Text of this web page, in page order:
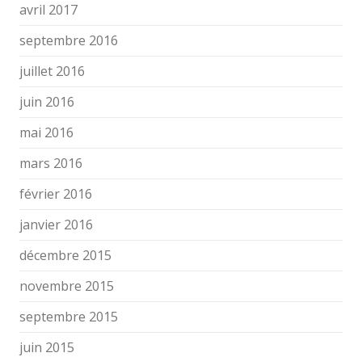
avril 2017
septembre 2016
juillet 2016
juin 2016
mai 2016
mars 2016
février 2016
janvier 2016
décembre 2015
novembre 2015
septembre 2015
juin 2015